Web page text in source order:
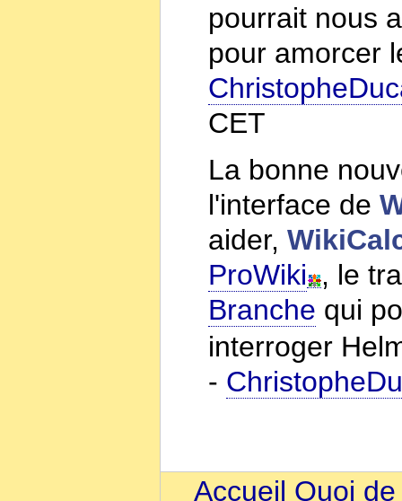
pourrait nous
pour amorcer
CET
La bonne
l'interface de
aider,
ProWiki , le
Branche qui
interroger
-
Accueil Quoi